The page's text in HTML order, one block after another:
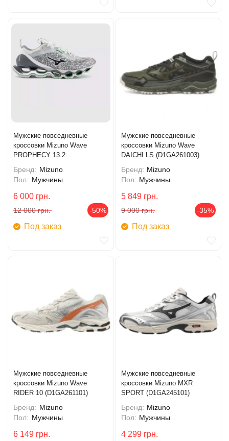
Мужские повседневные
кроссовки Mizuno Wave
PROPHECY 13.2
Бренд: Mizuno
Пол: Мужчины
6 000 грн.
12 000 грн. -50%
Под заказ
Мужские повседневные
кроссовки Mizuno Wave
DAICHI LS (D1GA261003)
Бренд: Mizuno
Пол: Мужчины
5 849 грн.
9 000 грн. -35%
Под заказ
Мужские повседневные
кроссовки Mizuno Wave
RIDER 10 (D1GA261101)
Бренд: Mizuno
Пол: Мужчины
6 149 грн.
Мужские повседневные
кроссовки Mizuno MXR
SPORT (D1GA245101)
Бренд: Mizuno
Пол: Мужчины
4 299 грн.